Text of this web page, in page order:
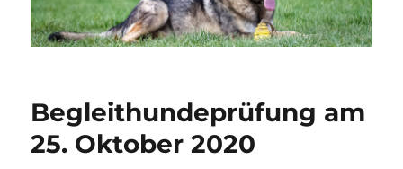
Begleithundeprüfung am
25. Oktober 2020